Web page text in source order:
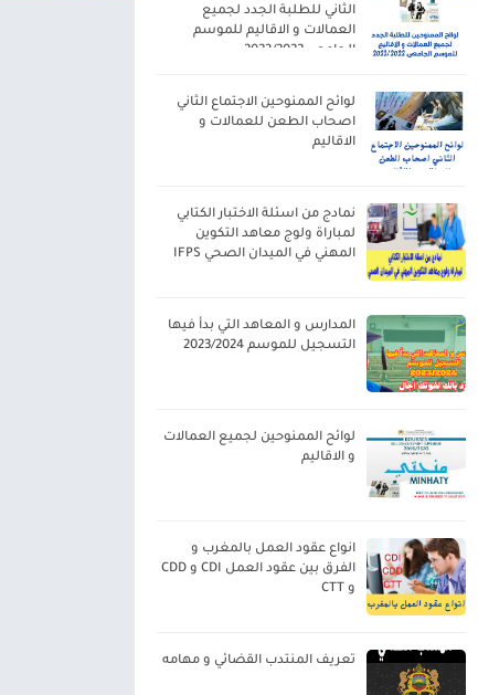
الثاني للطلبة الجدد لجميع
العمالات و الاقاليم للموسم
الجامعي 2023/2022
لوائح الممنوحين الاجتماع الثاني
اصحاب الطعن للعمالات و
الاقاليم
نمادج من اسئلة الاختبار الكتابي
لمباراة ولوج معاهد التكوين
المهني في الميدان الصحي IFPS
المدارس و المعاهد التي بدأ فيها
التسجيل للموسم 2023/2024
لوائح الممنوحين لجميع العمالات
و الاقاليم
انواع عقود العمل بالمغرب و
الفرق بين عقود العمل CDI و CDD
و CTT
تعريف المنتدب القضائي و مهامه